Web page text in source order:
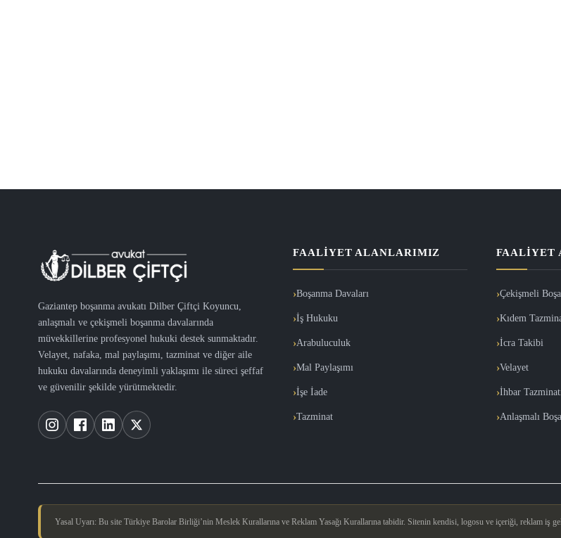
Gaziantep boşanma avukatı Dilber Çiftçi Koyuncu,
anlaşmalı ve çekişmeli boşanma davalarında
müvekkillerine profesyonel hukuki destek sunmaktadır.
Velayet, nafaka, mal paylaşımı, tazminat ve diğer aile
hukuku davalarında deneyimli yaklaşımı ile süreci şeffaf
ve güvenilir şekilde yürütmektedir.
FAALIYET ALANLARIMIZ
Boşanma Davaları
İş Hukuku
Arabuluculuk
Mal Paylaşımı
İşe İade
Tazminat
FAALIYET
Çekişmeli
Kıdem
İcra Takibi
Velayet
İhbar
Anlaşmalı
Yasal Uyarı: Bu site Türkiye Barolar Birliği’nin Meslek Kurallarına ve Reklam Yasağı Kurallarına tabidir. Sitenin kendisi, logosu ve içeriği, reklam iş